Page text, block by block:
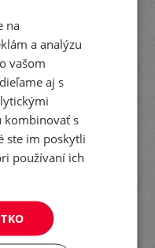
prelistovať
na
a analýzu
vašom
aj s
kombinovať s
ste im poskytli
používaní ich